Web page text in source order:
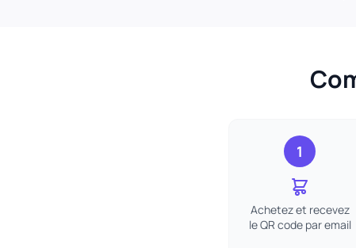
1
Achetez et recevez
le QR code par email